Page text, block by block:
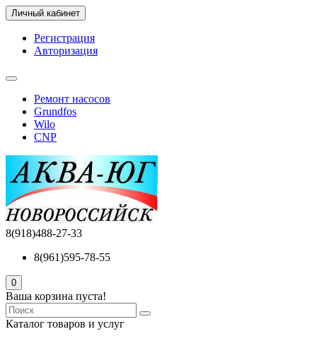
Личный кабинет
Регистрация
Авторизация
Ремонт насосов
Grundfos
Wilo
CNP
8(918)488-27-33
8(961)595-78-55
0
Ваша корзина пуста!
Каталог товаров и услуг